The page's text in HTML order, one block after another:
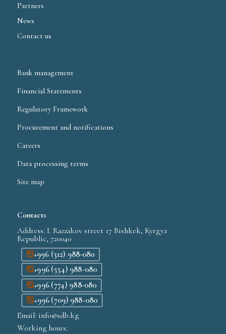
Partners
News
Contact us
Bank management
Financial Statements
Regulatory Framework
Procurement and notifications
Careers
Data processing terms
Site map
Contacts
Address: I. Razzakov street 17 Bishkek, Kyrgyz
Republic, 720040
+996 (312) 988-080
+996 (554) 988-080
+996 (774) 988-080
+996 (709) 988-080
Email: info@sdb.kg
Working hours: